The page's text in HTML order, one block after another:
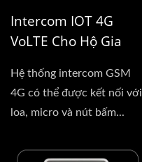
Intercom IOT 4G
VoLTE Cho Hộ Gia
Hệ thống intercom GSM
4G có thể được kết nối với
loa, micro và nút bấm...